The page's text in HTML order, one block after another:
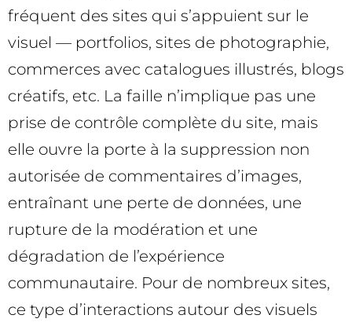
fréquent des sites qui s’appuient sur le
visuel — portfolios, sites de photographie,
commerces avec catalogues illustrés, blogs
créatifs, etc. La faille n’implique pas une
prise de contrôle complète du site, mais
elle ouvre la porte à la suppression non
autorisée de commentaires d’images,
entraînant une perte de données, une
rupture de la modération et une
dégradation de l’expérience
communautaire. Pour de nombreux sites,
ce type d’interactions autour des visuels